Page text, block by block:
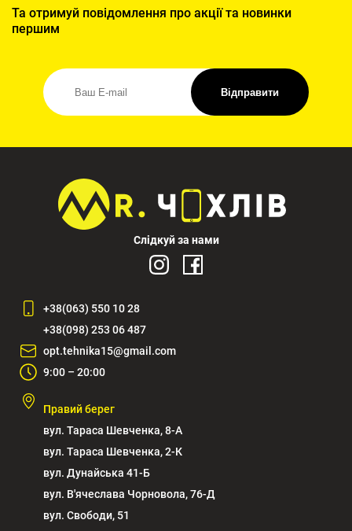
Та отримуй повідомлення про акції та новинки
першим
Відправити
Слідкуй за нами
+38(063) 550 10 28
+38(098) 253 06 487
opt.tehnika15@gmail.com
9:00 – 20:00
Правий берег
вул. Тараса Шевченка, 8-А
вул. Тараса Шевченка, 2-К
вул. Дунайська 41-Б
вул. В'ячеслава Чорновола, 76-Д
вул. Свободи, 51